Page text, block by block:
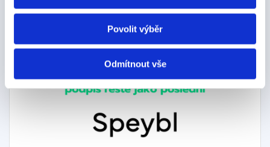
Povolit výběr
Odmítnout vše